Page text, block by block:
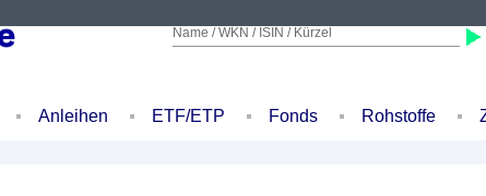
Name / WKN / ISIN / Kürzel
Anleihen ETF/ETP Fonds Rohstoffe